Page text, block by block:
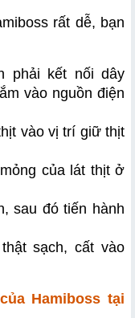
rất dễ, bạn
phải kết nối dây
vào nguồn điện
vào vị trí giữ thịt
của lát thịt ở
sau đó tiến hành
sạch, cất vào
Hamiboss tại